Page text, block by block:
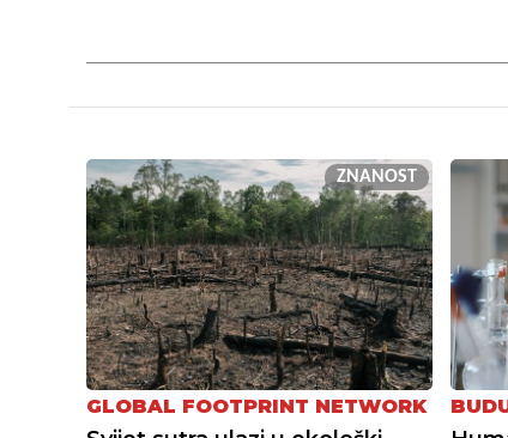
ZNANOST
GLOBAL FOOTPRINT NETWORK